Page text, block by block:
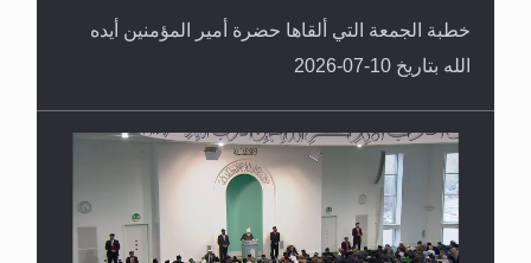
خطبة الجمعة التي ألقاها حضرة أمير المؤمنين أيده
الله بتاريخ 10-07-2026